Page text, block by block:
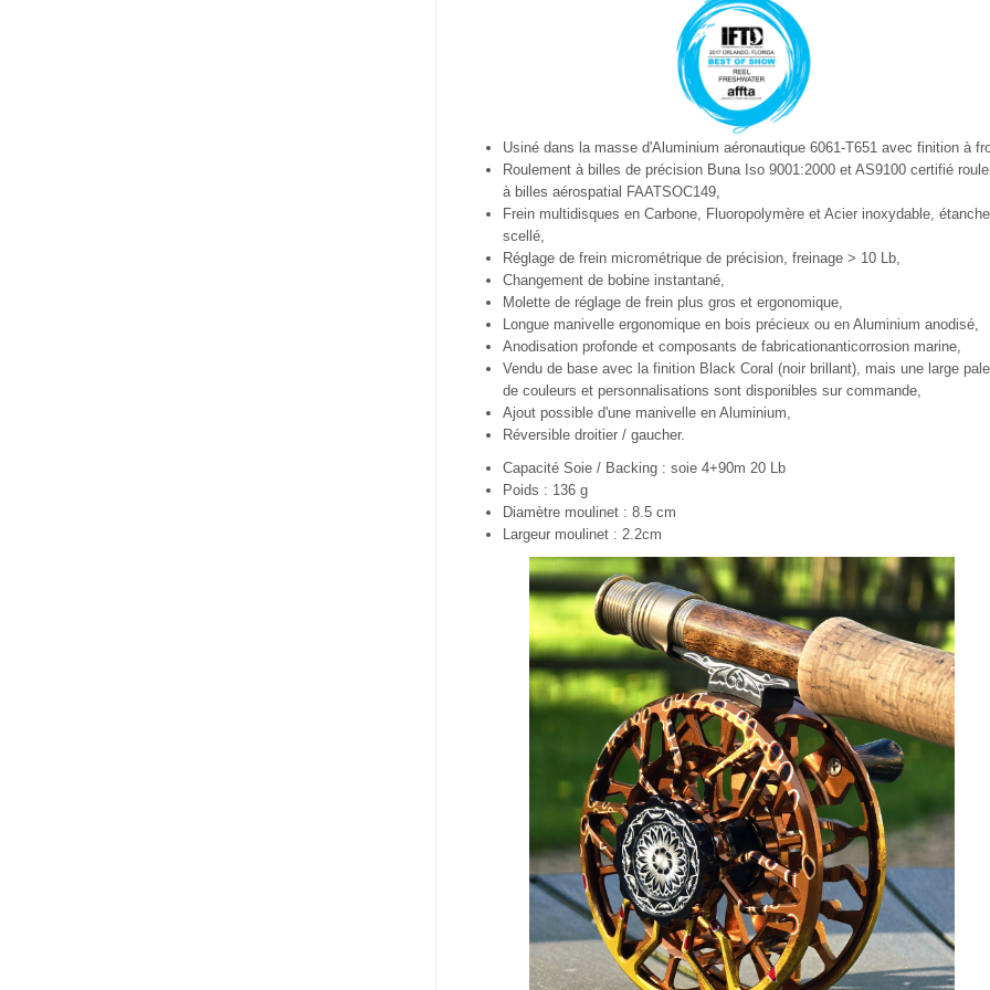
Usiné dans la masse d'Aluminium aéronautique 6061-T651 avec finition à
Roulement à billes de précision Buna Iso 9001:2000 et AS9100 certifié
à billes aérospatial FAATSOC149,
Frein multidisques en Carbone, Fluoropolymère et Acier inoxydable,
scellé,
Réglage de frein micrométrique de précision, freinage > 10 Lb,
Changement de bobine instantané,
Molette de réglage de frein plus gros et ergonomique,
Longue manivelle ergonomique en bois précieux ou en Aluminium anodisé,
Anodisation profonde et composants de fabricationanticorrosion marine,
Vendu de base avec la finition Black Coral (noir brillant), mais une large
de couleurs et personnalisations sont disponibles sur commande,
Ajout possible d'une manivelle en Aluminium,
Réversible droitier / gaucher.
Capacité Soie / Backing : soie 4+90m 20 Lb
Poids : 136 g
Diamètre moulinet : 8.5 cm
Largeur moulinet : 2.2cm